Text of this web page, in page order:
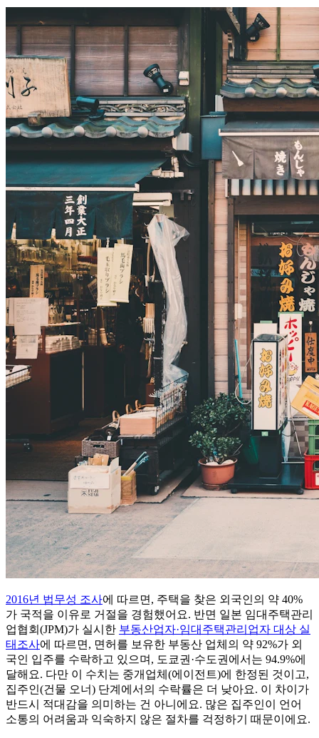
2016년 법무성 조사에 따르면, 주택을 찾은 외국인의 약 40%
가 국적을 이유로 거절을 경험했어요. 반면 일본 임대주택관리
업협회(JPM)가 실시한 부동산업자·임대주택관리업자 대상 실
태조사에 따르면, 면허를 보유한 부동산 업체의 약 92%가 외
국인 입주를 수락하고 있으며, 도쿄권·수도권에서는 94.9%에
달해요. 다만 이 수치는 중개업체(에이전트)에 한정된 것이고,
집주인(건물 오너) 단계에서의 수락률은 더 낮아요. 이 차이가
반드시 적대감을 의미하는 건 아니에요. 많은 집주인이 언어
소통의 어려움과 익숙하지 않은 절차를 걱정하기 때문이에요.